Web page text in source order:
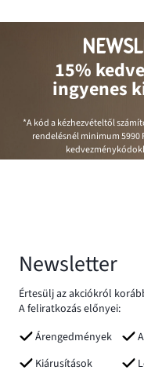
15%
ingyenes
*A kód a kézhezvételtől
rendelésnél minimum5990
Newsletter
Értesülj az akciókról
A feliratkozás előnyei:
Árengedmények
Kiárusítások